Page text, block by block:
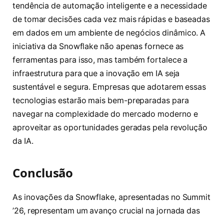
tendência de automação inteligente e a necessidade
de tomar decisões cada vez mais rápidas e baseadas
em dados em um ambiente de negócios dinâmico. A
iniciativa da Snowflake não apenas fornece as
ferramentas para isso, mas também fortalece a
infraestrutura para que a inovação em IA seja
sustentável e segura. Empresas que adotarem essas
tecnologias estarão mais bem-preparadas para
navegar na complexidade do mercado moderno e
aproveitar as oportunidades geradas pela revolução
da IA.
Conclusão
As inovações da Snowflake, apresentadas no Summit
’26, representam um avanço crucial na jornada das